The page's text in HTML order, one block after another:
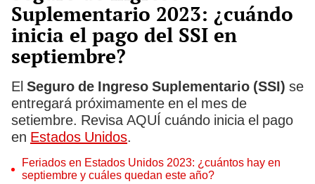
Suplementario 2023: ¿cuándo
inicia el pago del SSI en
septiembre?
El Seguro de Ingreso Suplementario (SSI) se
entregará próximamente en el mes de
setiembre. Revisa AQUÍ cuándo inicia el pago
en Estados Unidos.
Feriados en Estados Unidos 2023: ¿cuántos hay en
septiembre y cuáles quedan este año?